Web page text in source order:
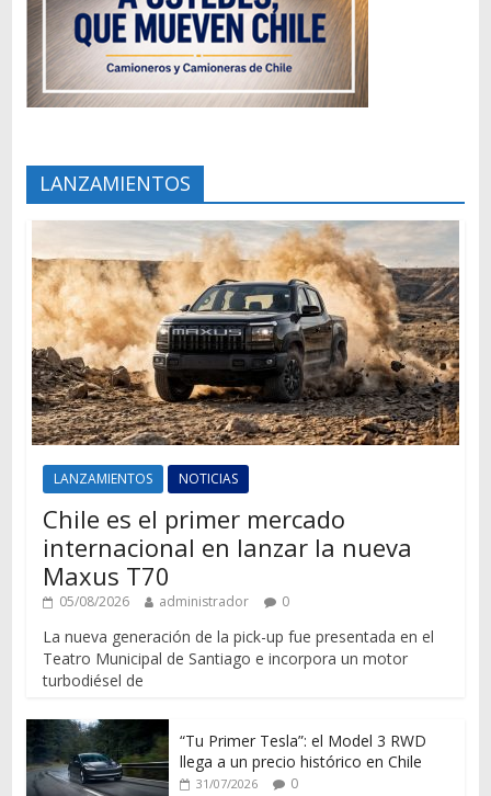
LANZAMIENTOS
LANZAMIENTOS NOTICIAS
Chile es el primer mercado
internacional en lanzar la nueva
Maxus T70
05/08/2026 administrador 0
La nueva generación de la pick-up fue presentada en el
Teatro Municipal de Santiago e incorpora un motor
turbodiésel de
“Tu Primer Tesla”: el Model 3 RWD
llega a un precio histórico en Chile
31/07/2026 0